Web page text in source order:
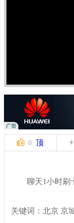
0 顶
聊天1小时刷卡
关键词：北京 京